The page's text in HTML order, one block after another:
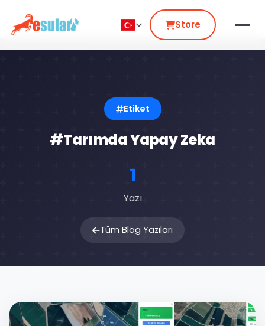
Store
Etiket
#Tarımda Yapay Zeka
1
Yazı
Tüm Blog Yazıları